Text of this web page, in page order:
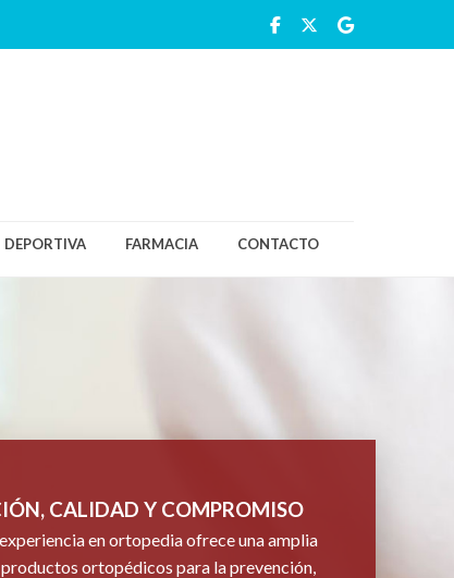
DEPORTIVA FARMACIA CONTACTO
CALIDAD Y COMPROMISO
en ortopedia ofrece una amplia
ortopédicos para la prevención,